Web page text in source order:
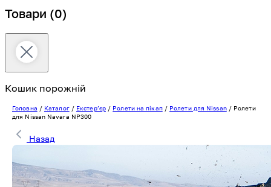
Товари (0)
Кошик порожній
Головна / Каталог/ Екстерʼєр/ Ролети на пікап/ Ролети для Nissan/ Ролети
для Nissan Navara NP300
Назад